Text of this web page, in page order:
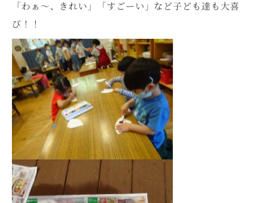
「わぁ～、きれい」「すごーい」など子ども達も大喜
び！！